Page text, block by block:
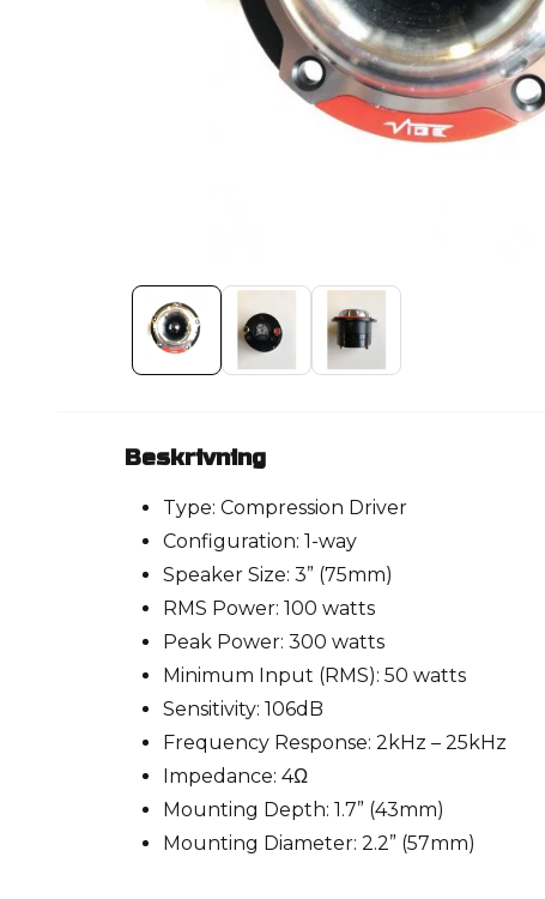
Beskrivning
Type: Compression Driver
Configuration: 1-way
Speaker Size: 3” (75mm)
RMS Power: 100 watts
Peak Power: 300 watts
Minimum Input (RMS): 50 watts
Sensitivity: 106dB
Frequency Response: 2kHz – 25kHz
Impedance: 4Ω
Mounting Depth: 1.7” (43mm)
Mounting Diameter: 2.2” (57mm)